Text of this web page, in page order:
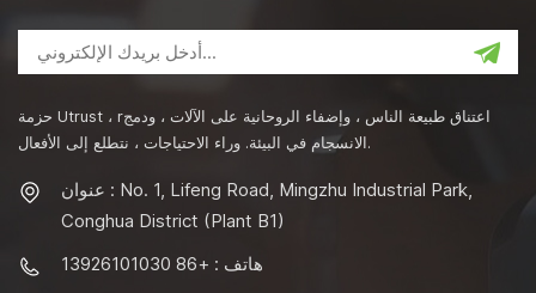
حزمة Utrust ، rاعتناق طبيعة الناس ، وإضفاء الروحانية على الآلات ، ودمج
الانسجام في البيئة. وراء الاحتياجات ، نتطلع إلى الأفعال.
عنوان : No. 1, Lifeng Road, Mingzhu Industrial Park,
Conghua District (Plant B1)
هاتف : +86 13926101030